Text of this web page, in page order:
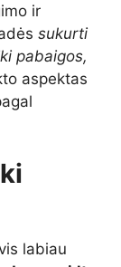
ir
sukurti
pabaigos,
aspektas
labiau